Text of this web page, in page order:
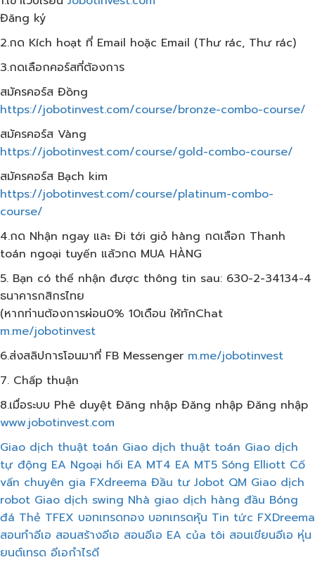
Đăng ký
2.กด Kích hoạt ที่ Email hoặc Email (Thư rác, Thư rác)
3.กดเลือกคอร์สที่ต้องการ
สมัครคอร์ส​ Đồng
https://jobotinvest.com/course/bronze-combo-course/
สมัครคอร์ส​ Vàng
https://jobotinvest.com/course/gold-combo-course/
สมัครคอร์ส​ Bạch kim
https://jobotinvest.com/course/platinum-combo-
course/
4.กด Nhận ngay และ Đi tới giỏ hàng กดเลือก​ Thanh
toán ngoại tuyến แล้วกด​ MUA HÀNG
5. Bạn có thể nhận được thông tin sau: 630-2-34134-4
ธนาคารกสิกรไทย
(หากท่านต้องการผ่อน0% 10เดือน​ ให้ทักChat
m.me/jobotinvest
6.ส่งสลิปการโอนมาที่ FB Messenger m.me/jobotinvest
7. Chấp thuận
8.เมื่อระบบ Phê duyệt Đăng nhập Đăng nhập Đăng nhập
www.jobotinvest.com
Giao dịch thuật toán Giao dịch thuật toán Giao dịch
tự động EA Ngoại hối EA MT4 EA MT5 Sóng Elliott Cố
vấn chuyên gia FXdreema Đầu tư Jobot QM Giao dịch
robot Giao dịch swing Nhà giao dịch hàng đầu Bóng
đá Thẻ TFEX บอทเทรดทอง บอทเทรดหุ้น Tin tức FXDreema
สอนทำอีเอ สอนสร้างอีเอ สอนอีเอ EA của tôi สอนเขียนอีเอ หุ่น
ยนต์เทรด อีเอกำไรดี